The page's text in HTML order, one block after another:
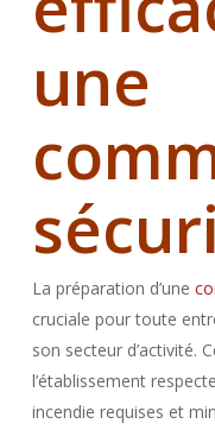
une
La préparation d’une
cruciale pour toute
son secteur d’activité.
l’établissement
incendie requises et